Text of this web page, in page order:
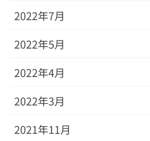
2022年7月
2022年5月
2022年4月
2022年3月
2021年11月